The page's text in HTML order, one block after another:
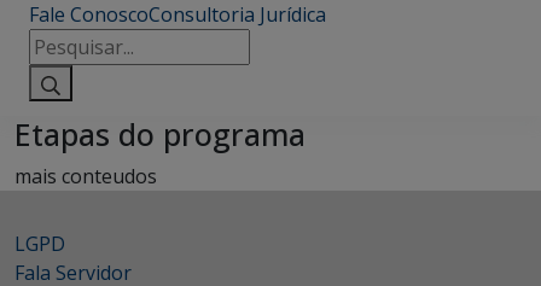
Fale ConoscoConsultoria Jurídica
Pesquisar
por:
Etapas do programa
mais conteudos
LGPD
Fala Servidor